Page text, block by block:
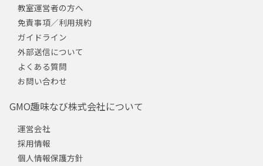
教室運営者の方へ
免責事項／利用規約
ガイドライン
外部送信について
よくある質問
お問い合わせ
GMO趣味なび株式会社について
運営会社
採用情報
個人情報保護方針